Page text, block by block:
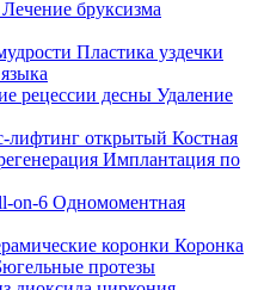
Лечение бруксизма
Пластика уздечки
рецессии десны Удаление
лифтинг открытый Костная
Имплантация по
on-6 Одномоментная
коронки Коронка
протезы